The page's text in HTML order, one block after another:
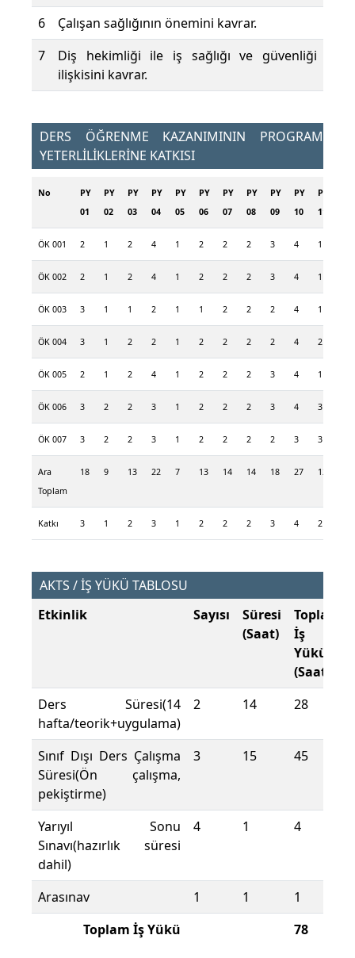
6
Çalışan sağlığının önemini kavrar.
7
Diş hekimliği ile iş sağlığı ve güvenliği
ilişkisini kavrar.
DERS ÖĞRENME KAZANIMININ PROGRAM
YETERLİLİKLERİNE KATKISI
No
PY
01
PY
02
PY
03
PY
04
PY
05
PY
06
PY
07
PY
08
PY
09
PY
10
PY
11
ÖK 001 2 1 2 4 1 2 2 2 3 4 1
ÖK 002 2 1 2 4 1 2 2 2 3 4 1
ÖK 003 3 1 1 2 1 1 2 2 2 4 1
ÖK 004 3 1 2 2 1 2 2 2 2 4 2
ÖK 005 2 1 2 4 1 2 2 2 3 4 1
ÖK 006 3 2 2 3 1 2 2 2 3 4 3
ÖK 007 3 2 2 3 1 2 2 2 2 3 3
Ara
Toplam
18 9 13 22 7 13 14 14 18 27 12
Katkı 3 1 2 3 1 2 2 2 3 4 2
AKTS / İŞ YÜKÜ TABLOSU
Etkinlik
Sayısı
Süresi
(Saat)
Toplam
İş
Yükü
(Saat)
Ders Süresi(14
hafta/teorik+uygulama)
2 14 28
Sınıf Dışı Ders Çalışma
Süresi(Ön çalışma,
pekiştirme)
3 15 45
Yarıyıl Sonu
Sınavı(hazırlık süresi
dahil)
4 1 4
Arasınav 1 1
1
Toplam İş Yükü
78